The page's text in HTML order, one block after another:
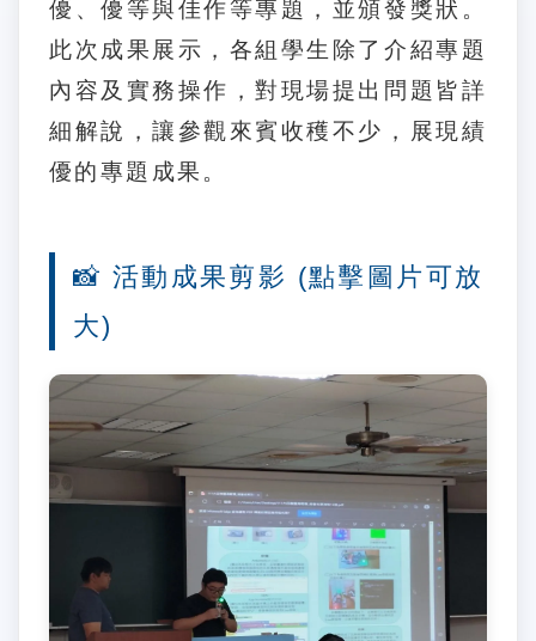
優、優等與佳作等專題，並頒發獎狀。
此次成果展示，各組學生除了介紹專題
內容及實務操作，對現場提出問題皆詳
細解說，讓參觀來賓收穫不少，展現績
優的專題成果。
📸 活動成果剪影 (點擊圖片可放
大)